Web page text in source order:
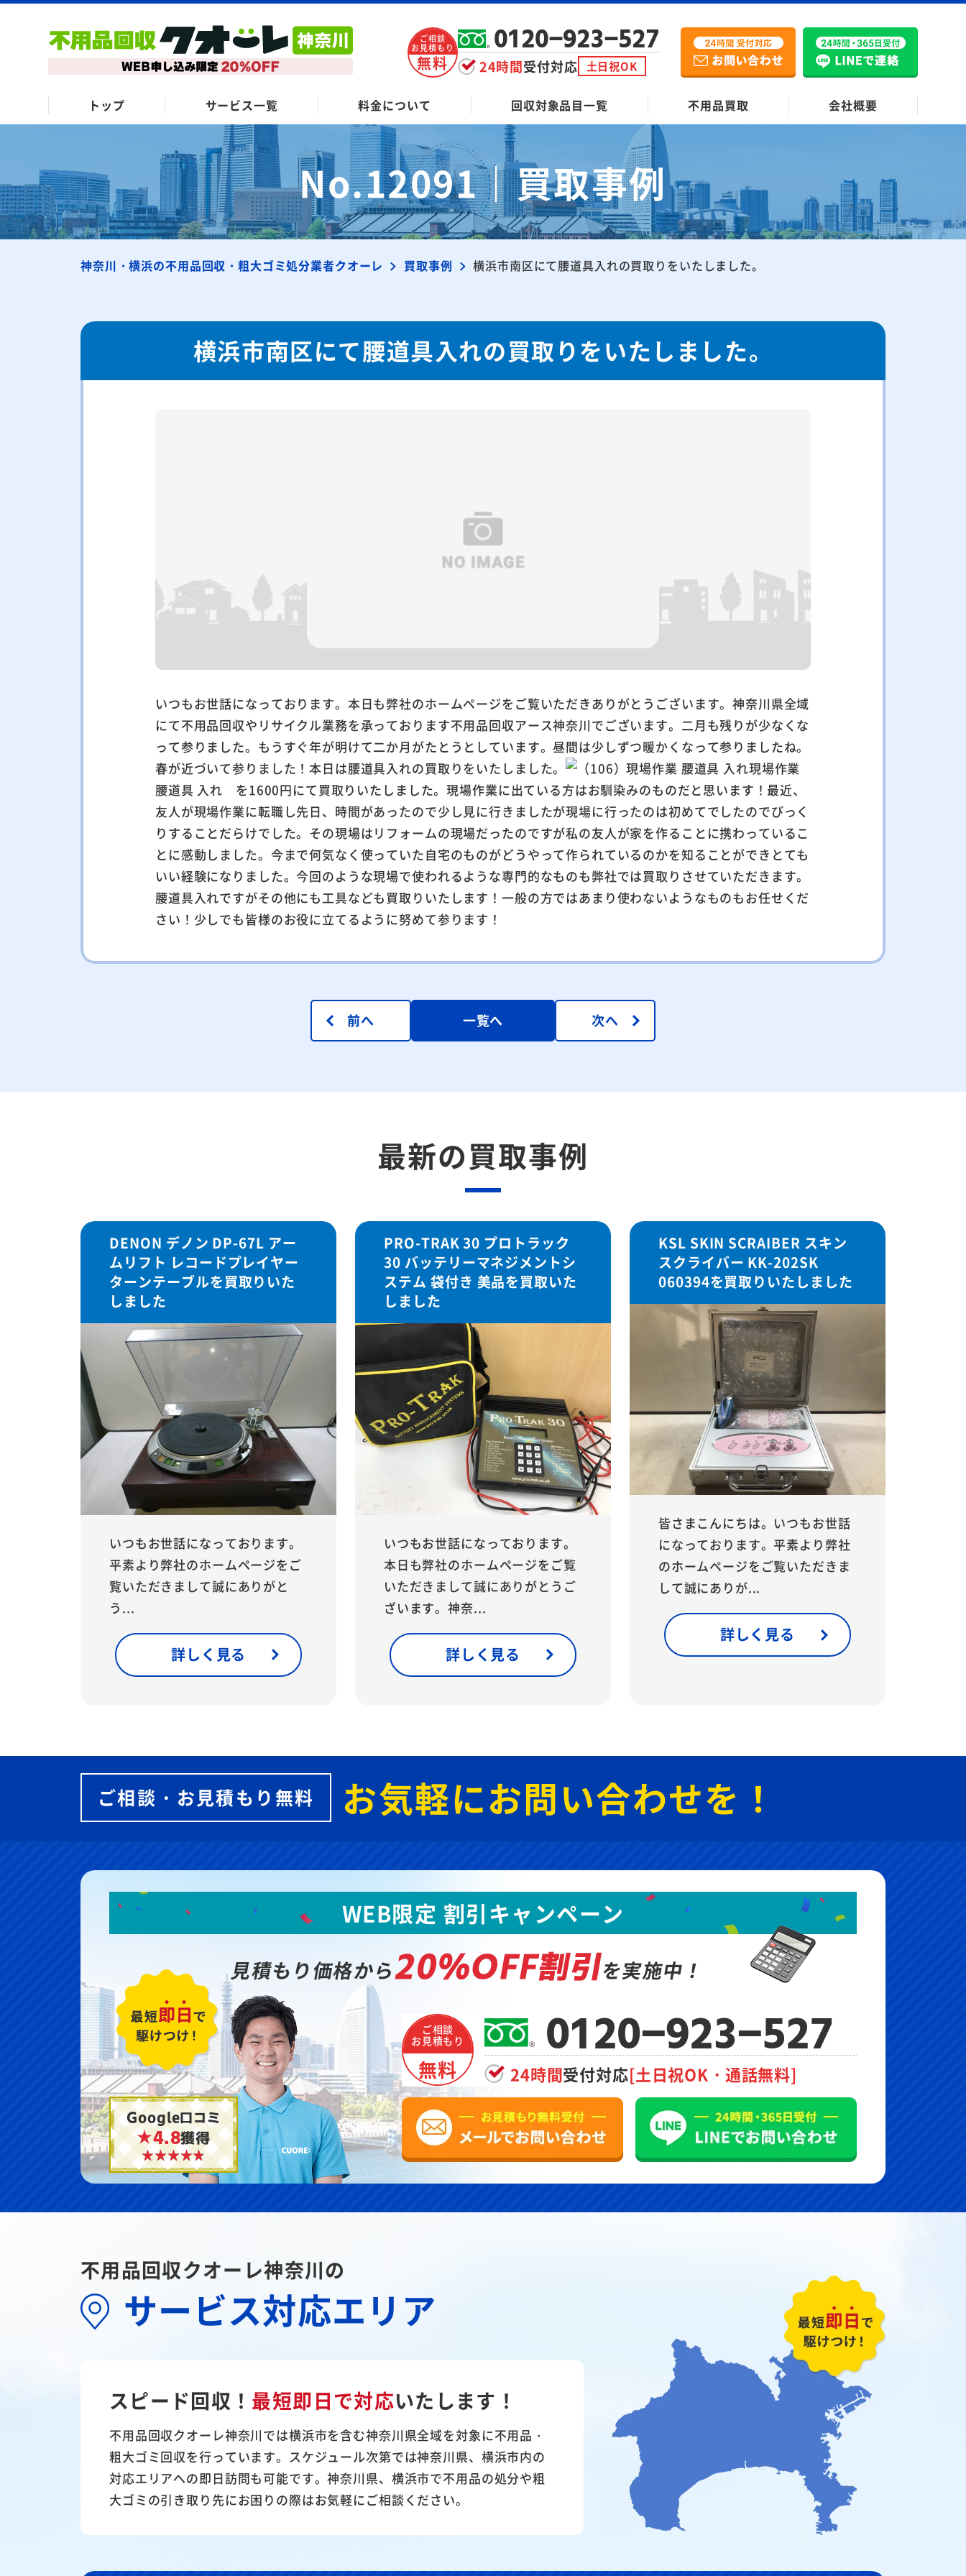
ご相談
お見積もり
無料
0120-923-527
24時間受付対応 土日祝OK
トップ サービス一覧 料金について 回収対象品目一覧 不用品買取 会社概要
No.12091｜買取事例
神奈川・横浜の不用品回収・粗大ゴミ処分業者クオーレ 買取事例 横浜市南区にて腰道具入れの買取りをいたしました。
横浜市南区にて腰道具入れの買取りをいたしました。
いつもお世話になっております。本日も弊社のホームページをご覧いただきありがとうございます。神奈川県全域
にて不用品回収やリサイクル業務を承っております不用品回収アース神奈川でございます。二月も残りが少なくな
って参りました。もうすぐ年が明けて二か月がたとうとしています。昼間は少しずつ暖かくなって参りましたね。
春が近づいて参りました！本日は腰道具入れの買取りをいたしました。
現場作業
腰道具 入れ を1600円にて買取りいたしました。現場作業に出ている方はお馴染みのものだと思います！最近、
友人が現場作業に転職し先日、時間があったので少し見に行きましたが現場に行ったのは初めてでしたのでびっく
りすることだらけでした。その現場はリフォームの現場だったのですが私の友人が家を作ることに携わっているこ
とに感動しました。今まで何気なく使っていた自宅のものがどうやって作られているのかを知ることができとても
いい経験になりました。今回のような現場で使われるような専門的なものも弊社では買取りさせていただきます。
腰道具入れですがその他にも工具なども買取りいたします！一般の方ではあまり使わないようなものもお任せくだ
さい！少しでも皆様のお役に立てるように努めて参ります！
前へ 一覧へ 次へ
最新の買取事例
DENON デノン DP-67L アー
ムリフト レコードプレイヤー
ターンテーブルを買取りいた
しました
いつもお世話になっております。
平素より弊社のホームページをご
覧いただきまして誠にありがと
う...
詳しく見る
PRO-TRAK 30 プロトラック
30 バッテリーマネジメントシ
ステム 袋付き 美品を買取いた
しました
いつもお世話になっております。
本日も弊社のホームページをご覧
いただきまして誠にありがとうご
ざいます。神奈...
詳しく見る
KSL SKIN SCRAIBER スキン
スクライバー KK-202SK
060394を買取りいたしました
皆さまこんにちは。いつもお世話
になっております。平素より弊社
のホームページをご覧いただきま
して誠にありが...
詳しく見る
ご相談・お見積もり無料 お気軽にお問い合わせを！
Google口コミ
★4.8獲得
WEB限定 割引キャンペーン
見積もり価格から20%OFF割引を実施中！
ご相談
お見積もり
無料
0120-923-527
24時間受付対応[土日祝OK・通話無料]
不用品回収クオーレ神奈川の
サービス対応エリア
スピード回収！ 最短即日で対応いたします！
不用品回収クオーレ神奈川では横浜市を含む神奈川県全域を対象に不用品・
粗大ゴミ回収を行っています。スケジュール次第では神奈川県、横浜市内の
対応エリアへの即日訪問も可能です。神奈川県、横浜市で不用品の処分や粗
大ゴミの引き取り先にお困りの際はお気軽にご相談ください。